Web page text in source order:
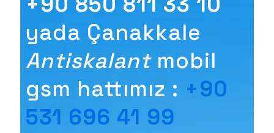
yada Çanakkale
Antiskalantmobil
gsm hattımız : +90
531 696 41 99